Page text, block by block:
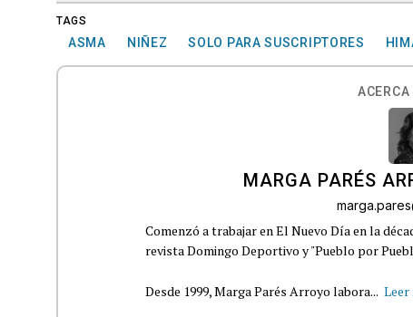
TAGS
ASMA NIÑEZ SOLO PARA SUSCRIPTORES
ACERCA
MARGA PARÉS
Comenzó a trabajar en El Nuevo Día en la
revista Domingo Deportivo y "Pueblo por
Desde 1999, Marga Parés Arroyo labora... Leer